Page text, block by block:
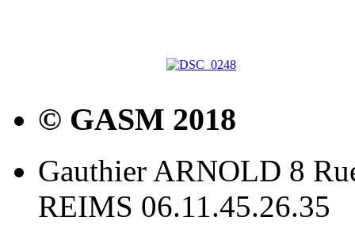
© GASM 2018
Gauthier ARNOLD 8
REIMS 06.11.45.26.35